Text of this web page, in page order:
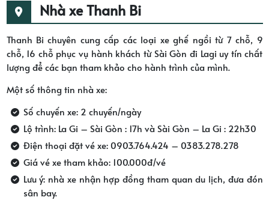
Nhà xe Thanh Bi
Thanh Bi chuyên cung cấp các loại xe ghế ngồi từ 7 chỗ, 9
chỗ, 16 chỗ phục vụ hành khách từ Sài Gòn đi Lagi uy tín chất
lượng để các bạn tham khảo cho hành trình của mình.
Một số thông tin nhà xe:
Số chuyến xe: 2 chuyến/ngày
Lộ trình: La Gi – Sài Gòn : 17h và Sài Gòn – La Gi : 22h30
Điện thoại đặt vé xe: 0903.764.424 – 0383.278.278
Giá vé xe tham khảo: 100.000đ/vé
Lưu ý: nhà xe nhận hợp đồng tham quan du lịch, đưa đón
sân bay.